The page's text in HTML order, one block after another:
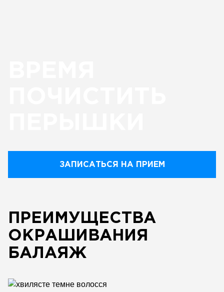
ЗАПИСАТЬСЯ НА ПРИЕМ
ПРЕИМУЩЕСТВА
ОКРАШИВАНИЯ
БАЛАЯЖ